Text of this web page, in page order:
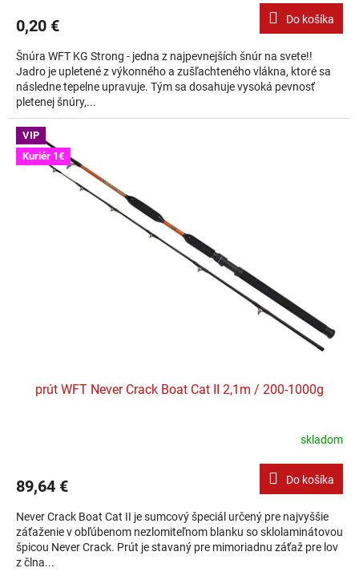
0,20 € Do košíka
Šnúra WFT KG Strong - jedna z najpevnejších šnúr na svete!!
Jadro je upletené z výkonného a zušľachteného vlákna, ktoré sa
následne tepelne upravuje. Tým sa dosahuje vysoká pevnosť
pletenej šnúry,...
VIP
Kuriér 1€
prút WFT Never Crack Boat Cat II 2,1m / 200-1000g
skladom
89,64 € Do košíka
Never Crack Boat Cat II je sumcový špeciál určený pre najvyššie
záťaženie v obľúbenom nezlomiteľnom blanku so sklolaminátovou
špicou Never Crack. Prút je stavaný pre mimoriadnu záťaž pre lov
z člna...